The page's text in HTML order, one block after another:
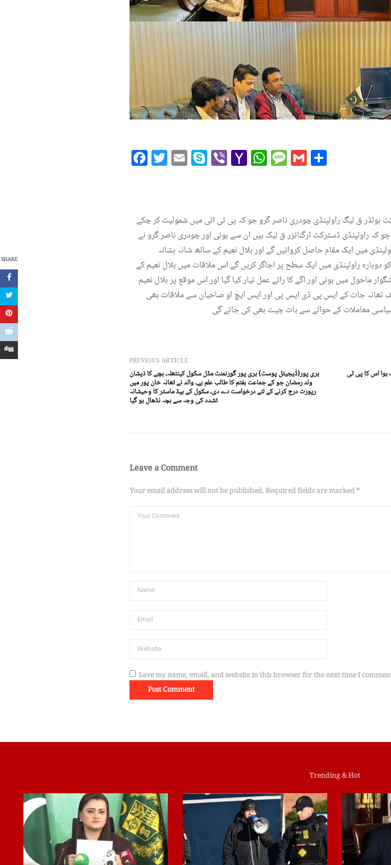
SHARE
Facebook
Twitter
EmailSkype
ViberYahoo
Mail
WhatsApp
Message
Gmail
ہولڈر ق لیگ راولپنڈی چودری ناصر گرو جو کہ پی ٹی ائی میں شمولیت کر چکے
کہ راولپنڈی ڈسٹرکٹ ارگنائزر ق لیک ہیں ان سے ہوئی اور چودری ناصر گرو نے
میں ایک مقام حاصل کروائیں گے اور بلال نعیم کے ساتھ شانہ بشانہ
دوبارہ راولپنڈی میں ایک سطح پر اجاگر کریں گے اس ملاقات میں بلال نعیم کے
ماحول میں ہوئی اور اگے کا رائے عمل تیار کیا گیا اور اس موقع پر بلال نعیم
تھانہ جات کے ایس پی ڈی ایس پی اور ایس ایچ او صاحبان سے ملاقات بھی
معاملات کے حوالے سے بات چیت بھی کی جائے گی
PREVIOUS ARTICLE
ہری پور(ڈٰیجیٹل پوسٹ) ہری پور گورنمنٹ مڈل سکول کینتھلہ، بچے کا ذیشان
ولد رمضان جو کے جماعت ہفتم کا طالب علم ہے، والد نے تھانہ خان پور میں
رپورٹ درج کرنے کے لئے درخواست دے دی، سکول کے ہیڈ ماسٹر کا وحیشانہ
تشدد کی وجہ سے بچہ نڈھال ہو گیا
24نومبر کو غائب ہوا اس کا پی ٹی
Leave a Comment
Your email address will not be published. Required fields are marked *
Save my name, email, and website in this browser for the next time I
Trending & Hot